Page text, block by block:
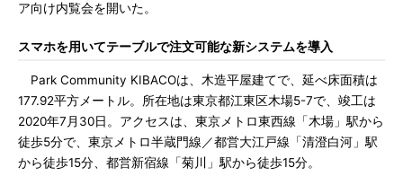
ア向け内覧会を開いた。
スマホを用いてテーブルで注文可能な新システムを導入
Park Community KIBACOは、木造平屋建てで、延べ床面積は
177.92平方メートル。所在地は東京都江東区木場5-7で、竣工は
2020年7月30日。アクセスは、東京メトロ東西線「木場」駅から
徒歩5分で、東京メトロ半蔵門線／都営大江戸線「清澄白河」駅
から徒歩15分、都営新宿線「菊川」駅から徒歩15分。